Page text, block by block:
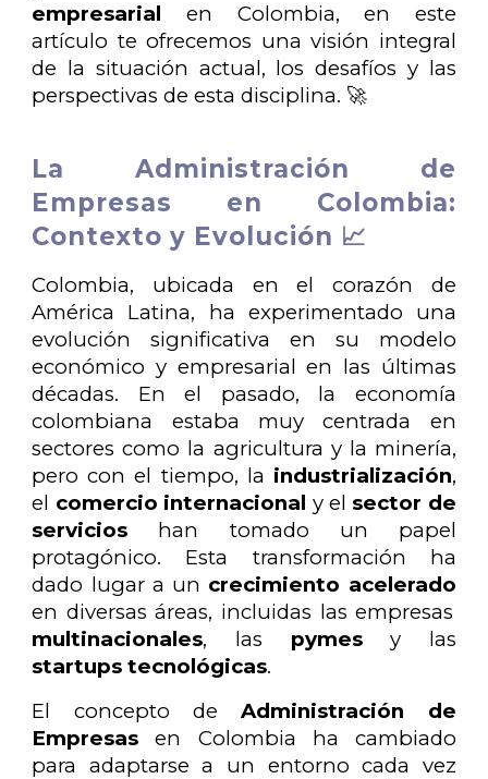
empresarial en Colombia, en este
artículo te ofrecemos una visión integral
de la situación actual, los desafíos y las
perspectivas de esta disciplina. 🚀
La Administración de
Empresas en Colombia:
Contexto y Evolución 📈
Colombia, ubicada en el corazón de
América Latina, ha experimentado una
evolución significativa en su modelo
económico y empresarial en las últimas
décadas. En el pasado, la economía
colombiana estaba muy centrada en
sectores como la agricultura y la minería,
pero con el tiempo, la industrialización,
el comercio internacional y el sector de
servicios han tomado un papel
protagónico. Esta transformación ha
dado lugar a un crecimiento acelerado
en diversas áreas, incluidas las empresas
multinacionales, las pymesy las
startups tecnológicas.
El concepto deAdministración de
Empresas en Colombia ha cambiado
para adaptarse a un entorno cada vez